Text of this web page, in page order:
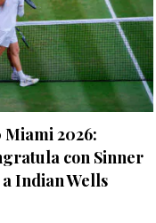
2026:
con Sinner
Indian Wells